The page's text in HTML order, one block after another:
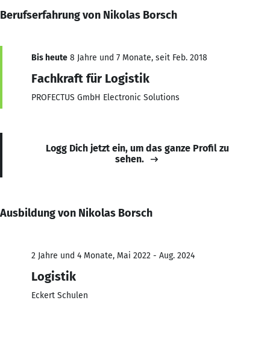
Berufserfahrung von Nikolas Borsch
Bis heute 8 Jahre und 7 Monate, seit Feb. 2018
Fachkraft für Logistik
PROFECTUS GmbH Electronic Solutions
Logg Dich jetzt ein, um das ganze Profil zu
sehen.
Ausbildung von Nikolas Borsch
2 Jahre und 4 Monate, Mai 2022 - Aug. 2024
Logistik
Eckert Schulen